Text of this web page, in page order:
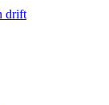
drift